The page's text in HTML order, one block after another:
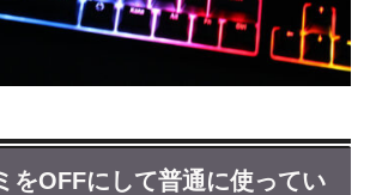
をOFFにして普通に使ってい